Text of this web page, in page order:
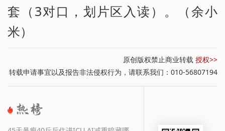
套（3对口，划片区入读）。（余小
米）
原创版权禁止商业转载 授权>>
转载申请事宜以及报告非法侵权行为，请联系我们：010-56807194